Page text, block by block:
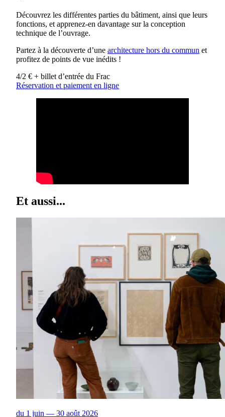
Découvrez les différentes parties du bâtiment, ainsi que leurs
fonctions, et apprenez-en davantage sur la conception
technique de l’ouvrage.
Partez à la découverte d’une architecture hors du commun et
profitez de points de vue inédits !
4/2 € + billet d’entrée du Frac
Réservation et paiement en ligne
Et aussi...
du 1 juin — 30 août 2026